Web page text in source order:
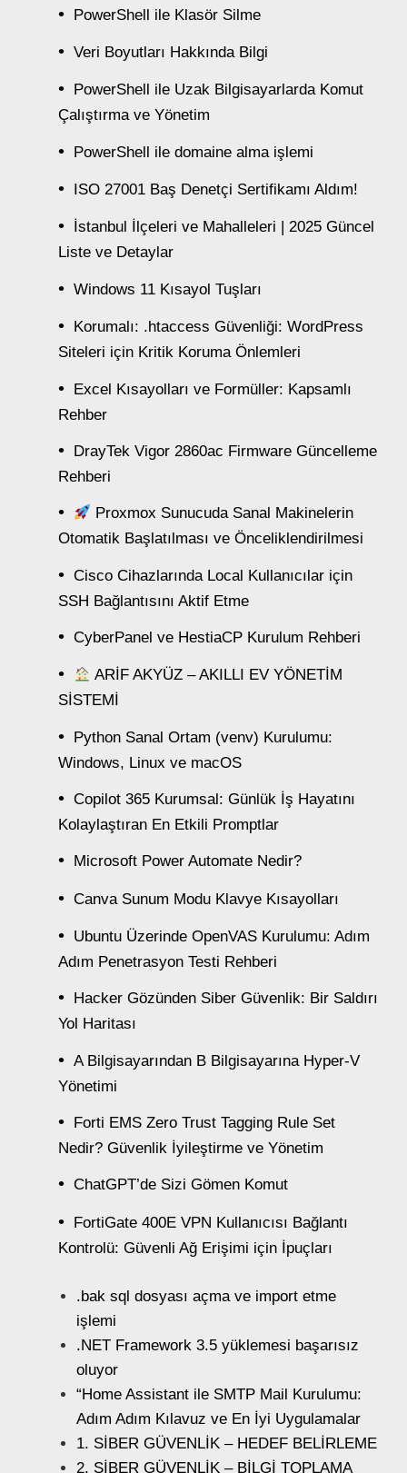
PowerShell ile Klasör Silme
Veri Boyutları Hakkında Bilgi
PowerShell ile Uzak Bilgisayarlarda Komut
Çalıştırma ve Yönetim
PowerShell ile domaine alma işlemi
ISO 27001 Baş Denetçi Sertifikamı Aldım!
İstanbul İlçeleri ve Mahalleleri | 2025 Güncel
Liste ve Detaylar
Windows 11 Kısayol Tuşları
Korumalı: .htaccess Güvenliği: WordPress
Siteleri için Kritik Koruma Önlemleri
Excel Kısayolları ve Formüller: Kapsamlı
Rehber
DrayTek Vigor 2860ac Firmware Güncelleme
Rehberi
Proxmox Sunucuda Sanal Makinelerin
Otomatik Başlatılması ve Önceliklendirilmesi
Cisco Cihazlarında Local Kullanıcılar için
SSH Bağlantısını Aktif Etme
CyberPanel ve HestiaCP Kurulum Rehberi
ARİF AKYÜZ – AKILLI EV YÖNETİM
SİSTEMİ
Python Sanal Ortam (venv) Kurulumu:
Windows, Linux ve macOS
Copilot 365 Kurumsal: Günlük İş Hayatını
Kolaylaştıran En Etkili Promptlar
Microsoft Power Automate Nedir?
Canva Sunum Modu Klavye Kısayolları
Ubuntu Üzerinde OpenVAS Kurulumu: Adım
Adım Penetrasyon Testi Rehberi
Hacker Gözünden Siber Güvenlik: Bir Saldırı
Yol Haritası
A Bilgisayarından B Bilgisayarına Hyper-V
Yönetimi
Forti EMS Zero Trust Tagging Rule Set
Nedir? Güvenlik İyileştirme ve Yönetim
ChatGPT’de Sizi Gömen Komut
FortiGate 400E VPN Kullanıcısı Bağlantı
Kontrolü: Güvenli Ağ Erişimi için İpuçları
.bak sql dosyası açma ve import etme
işlemi
.NET Framework 3.5 yüklemesi başarısız
oluyor
“Home Assistant ile SMTP Mail Kurulumu:
Adım Adım Kılavuz ve En İyi Uygulamalar
1. SİBER GÜVENLİK – HEDEF BELİRLEME
2. SİBER GÜVENLİK – BİLGİ TOPLAMA